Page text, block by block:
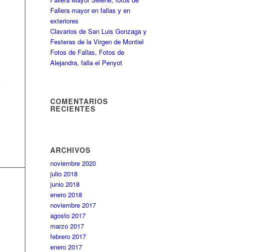
Fallera mayor en fallas y en
exteriores
Clavarios de San Luis Gonzaga y
Festeras de la Virgen de Montiel
Fotos de Fallas, Fotos de
Alejandra, falla el Penyot
COMENTARIOS
RECIENTES
ARCHIVOS
noviembre 2020
julio 2018
junio 2018
enero 2018
noviembre 2017
agosto 2017
marzo 2017
febrero 2017
enero 2017